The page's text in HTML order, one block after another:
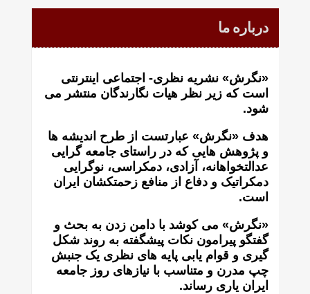
درباره ما
«نگرش» نشریه نظری- اجتماعی اینترنتی
است که زير نظر هيات نگارندگان منتشر می
شود.
هدف «نگرش» عبارتست از طرح انديشه ها
و پژوهش هايی که در راستای جامعه گرايی
عدالتخواهانه، آزادی، دمکراسی، نوگرايی
دمکراتيک و دفاع از منافع زحمتکشان ايران
است.
«نگرش» می کوشد با دامن زدن به بحث و
گفتگو پيرامون نکات پیشگفته به روند شکل
گيری و قوام يابی پايه های نظری يک جنبش
چپ مدرن و متناسب با نيازهای روز جامعه
ايران ياری رساند.